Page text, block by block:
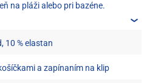
na pláži alebo pri bazéne.
10 % elastan
a zapínaním na klip